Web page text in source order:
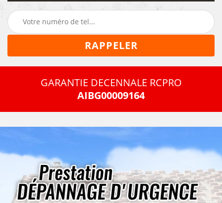
GARANTIE DECENNALE RCPRO
AIBG00009164